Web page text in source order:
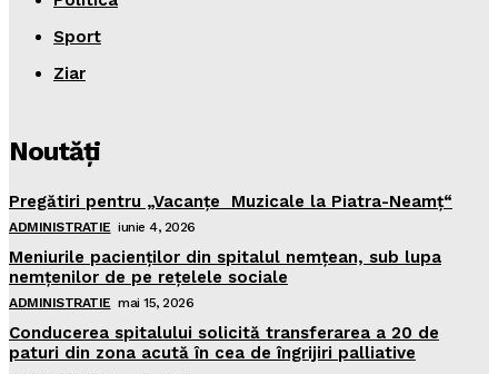
Sport
Ziar
Noutăţi
Pregătiri pentru „Vacanţe Muzicale la Piatra-Neamţ“
ADMINISTRATIE iunie 4, 2026
Meniurile pacienţilor din spitalul nemţean, sub lupa
nemţenilor de pe reţelele sociale
ADMINISTRATIE mai 15, 2026
Conducerea spitalului solicită transferarea a 20 de
paturi din zona acută în cea de îngrijiri palliative